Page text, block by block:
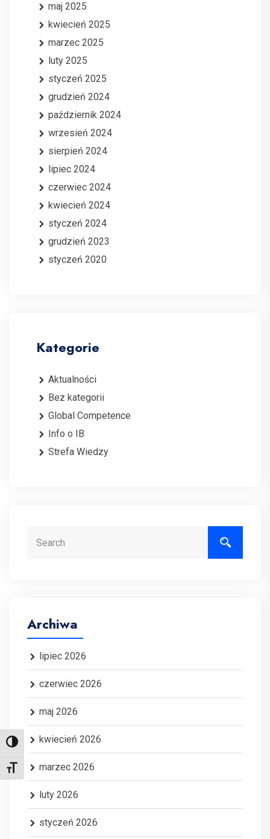
Toggle High Contrast
Toggle Font size
maj 2025
kwiecień 2025
marzec 2025
luty 2025
styczeń 2025
grudzień 2024
październik 2024
wrzesień 2024
sierpień 2024
lipiec 2024
czerwiec 2024
kwiecień 2024
styczeń 2024
grudzień 2023
styczeń 2020
Kategorie
Aktualności
Bez kategorii
Global Competence
Info o IB
Strefa Wiedzy
Archiwa
lipiec 2026
czerwiec 2026
maj 2026
kwiecień 2026
marzec 2026
luty 2026
styczeń 2026